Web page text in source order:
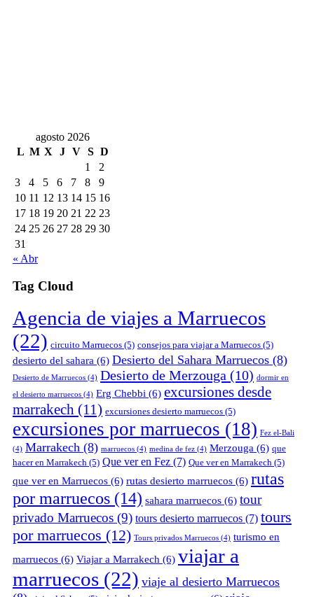
agosto 2026
L M X J V S D
1
2
3
4 5 6 7 8
9
10 11 12 13 14 15 16
17 18 19 20 21 22 23
24 25 26 27 28 29 30
31
« Abr
Tag Cloud
Agencia de viajes a Marruecos
(22) circuito Marruecos (5) consejos para viajar a Marruecos (5)
desierto del sahara (6) Desierto del Sahara Marruecos (8)
Desierto de Marruecos (4) Desierto de Merzouga (10) dormir en
el desierto marruecos (4) Erg Chebbi (6) excursiones desde
marrakech (11) excursiones desierto marruecos (5)
excursiones por marruecos (18) Fez el-Bali
(4) Marrakech (8) marruecos (4) medina de fez (4) Merzouga (6) que
hacer en Marrakech (5) Que ver en Fez (7) Que ver en Marrakech (5)
que ver en Marruecos (6) rutas desierto marruecos (6) rutas
por marruecos (14) sahara marruecos (6) tour
privado Marruecos (9) tours desierto marruecos (7) tours
por marruecos (12) Tours privados Marruecos (4) turismo en
marruecos (6) Viajar a Marrakech (6) viajar a
marruecos (22) viaje al desierto Marruecos